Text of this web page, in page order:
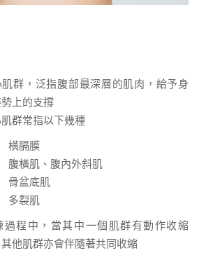
群，泛指腹部最深層的肌肉，給予身
上的支撐
群常指以下幾種
橫膈膜
腹橫肌、腹內外斜肌
骨盆底肌
多裂肌
過程中，當其中一個肌群有動作收縮
他肌群亦會伴隨著共同收縮